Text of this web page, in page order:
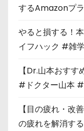
するAmazonプ
やると損する！
イフハック #雑
【Dr.山本おす
#ドクター山本
【目の疲れ・改
の疲れを解消す